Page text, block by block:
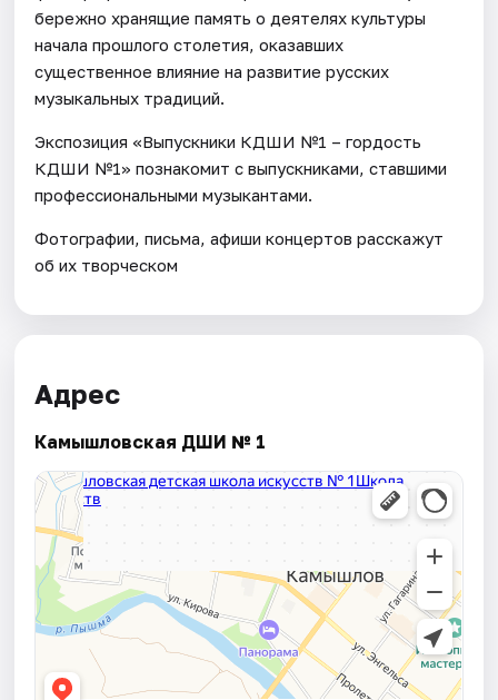
бережно хранящие память о деятелях культуры
начала прошлого столетия, оказавших
существенное влияние на развитие русских
музыкальных традиций.
Экспозиция «Выпускники КДШИ №1 – гордость
КДШИ №1» познакомит с выпускниками, ставшими
профессиональными музыкантами.
Фотографии, письма, афиши концертов расскажут
об их творческом
Адрес
Камышловская ДШИ № 1